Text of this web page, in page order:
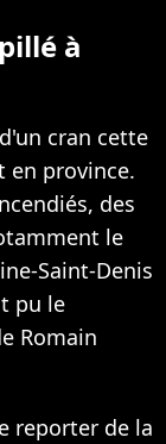
à
cran cette
en province.
des
le
Saint-Denis
pu le
Romain
reporter de la